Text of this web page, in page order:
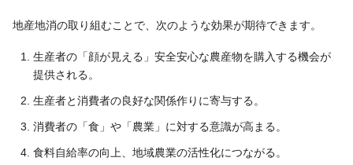
地産地消の取り組むことで、次のような効果が期待できます。
生産者の「顔が見える」安全安心な農産物を購入する機会が
提供される。
生産者と消費者の良好な関係作りに寄与する。
消費者の「食」や「農業」に対する意識が高まる。
食料自給率の向上、地域農業の活性化につながる。